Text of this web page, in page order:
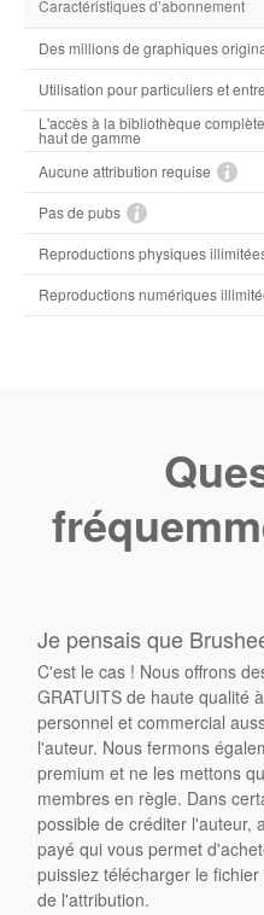
Caractéristiques d’abonnement
Des millions de graphiques
Utilisation pour particuliers et
L'accès à la bibliothèque
haut de gamme
Aucune attribution requise
Pas de pubs
Reproductions physiques
Reproductions numériques
Je pensais que
C'est le cas ! Nous offrons
GRATUITS de haute qualité
personnel et commercial
l'auteur. Nous fermons
premium et ne les mettons
membres en règle. Dans
possible de créditer l'auteur,
payé qui vous permet
puissiez télécharger le
de l'attribution.